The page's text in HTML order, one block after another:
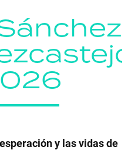
y las vidas de